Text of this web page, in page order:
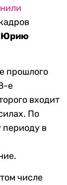
Юрию
прошлого
е
входит
По
периоду в
числе